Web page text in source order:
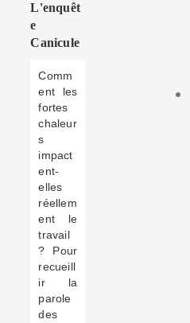
L'enquêt
E
Canicule
Comm
ent les
fortes
chaleur
s
impact
ent-
elles
réellem
ent le
travail
? Pour
recueill
ir la
parole
des